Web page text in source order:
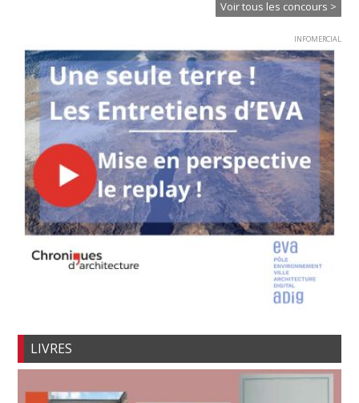
Voir tous les concours >
INFOMERCIAL
LIVRES